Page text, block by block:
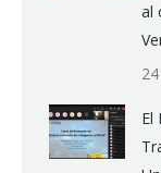
al
El